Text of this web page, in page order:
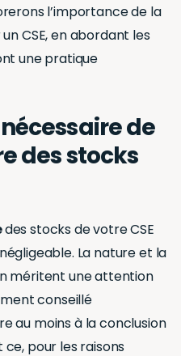
un élément vital de
et que les
heurt. Cela prend une
du
aux besoins
cet article, nous
la gestion de
abordant les aspects
incontournable.